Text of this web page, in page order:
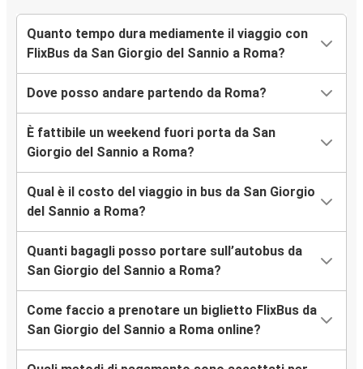
Quanto tempo dura mediamente il viaggio con
FlixBus da San Giorgio del Sannio a Roma?
Dove posso andare partendo da Roma?
È fattibile un weekend fuori porta da San
Giorgio del Sannio a Roma?
Qual è il costo del viaggio in bus da San Giorgio
del Sannio a Roma?
Quanti bagagli posso portare sull’autobus da
San Giorgio del Sannio a Roma?
Come faccio a prenotare un biglietto FlixBus da
San Giorgio del Sannio a Roma online?